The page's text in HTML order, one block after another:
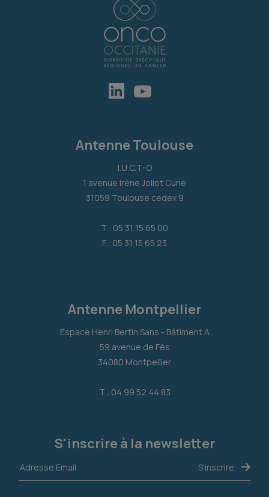
Antenne Toulouse
I.U.C.T-O
1 avenue Irène Joliot Curie
31059 Toulouse cedex 9
T : 05 31 15 65 00
F : 05 31 15 65 23
Antenne Montpellier
Espace Henri Bertin Sans - Bâtiment A
59 avenue de Fès
34080 Montpellier
T : 04 99 52 44 83
S'inscrire à la newsletter